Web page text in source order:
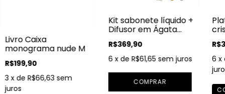
Livro Caixa
monograma nude M
R$199,90
3 x de R$66,63 sem
juros
Kit sabonete líquido +
Difusor em Ágata
verde
R$369,90
6 x de R$61,65 sem juros
COMPRAR
6 x